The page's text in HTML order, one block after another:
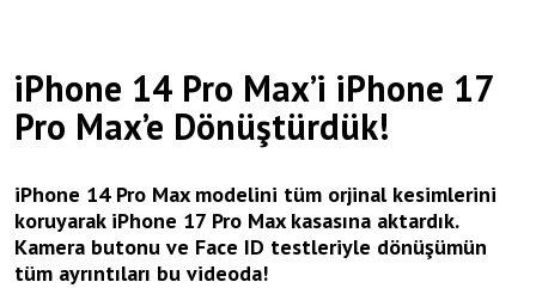
iPhone 14 Pro Max’i iPhone 17
Pro Max’e Dönüştürdük!
iPhone 14 Pro Max modelini tüm orjinal kesimlerini
koruyarak iPhone 17 Pro Max kasasına aktardık.
Kamera butonu ve Face ID testleriyle dönüşümün
tüm ayrıntıları bu videoda!